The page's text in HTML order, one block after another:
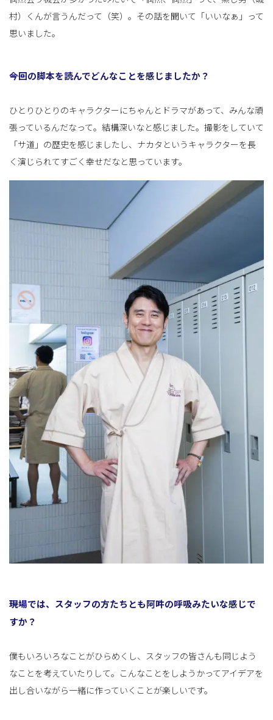
村）くんが言うんだって（笑）。その話を聞いて「いいなぁ」って
思いました。
――今回の脚本を読んでどんなことを感じましたか？
ひとりひとりのキャラクターにちゃんとドラマがあって、みんな頑
張っているんだなって。結構深いなと感じました。撮影をしていて
「サ道」の歴史を感じましたし、ナカタというキャラクターを長
く演じられてすごく幸せだなと思っています。
――現場では、スタッフの方たちとも阿吽の呼吸みたいな感じで
すか？
僕もいろいろなことがひらめくし、スタッフの皆さんも同じよう
なことを考えていたりして。こんなことをしようかってアイデアを
出し合いながら一緒に作っていくことが楽しいです。